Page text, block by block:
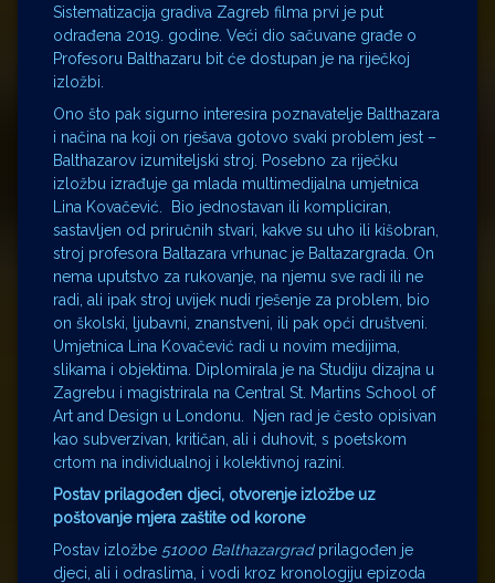
Sistematizacija gradiva Zagreb filma prvi je put
odrađena 2019. godine. Veći dio sačuvane građe o
Profesoru Balthazaru bit će dostupan je na riječkoj
izložbi.
Ono što pak sigurno interesira poznavatelje Balthazara
i načina na koji on rješava gotovo svaki problem jest –
Balthazarov izumiteljski stroj. Posebno za riječku
izložbu izrađuje ga mlada multimedijalna umjetnica
Lina Kovačević. Bio jednostavan ili kompliciran,
sastavljen od priručnih stvari, kakve su uho ili kišobran,
stroj profesora Baltazara vrhunac je Baltazargrada. On
nema uputstvo za rukovanje, na njemu sve radi ili ne
radi, ali ipak stroj uvijek nudi rješenje za problem, bio
on školski, ljubavni, znanstveni, ili pak opći društveni.
Umjetnica Lina Kovačević radi u novim medijima,
slikama i objektima. Diplomirala je na Studiju dizajna u
Zagrebu i magistrirala na Central St. Martins School of
Art and Design u Londonu. Njen rad je često opisivan
kao subverzivan, kritičan, ali i duhovit, s poetskom
crtom na individualnoj i kolektivnoj razini.
Postav prilagođen djeci, otvorenje izložbe uz
poštovanje mjera zaštite od korone
Postav izložbe 51000 Balthazargradprilagođen je
djeci, ali i odraslima, i vodi kroz kronologiju epizoda